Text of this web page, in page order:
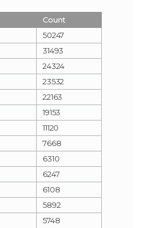
Count
50247
31493
24324
23532
22163
19153
11120
7668
6310
6247
6108
5892
5748